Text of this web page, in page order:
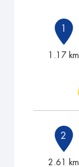
1
1.17 km
2
2.61 km